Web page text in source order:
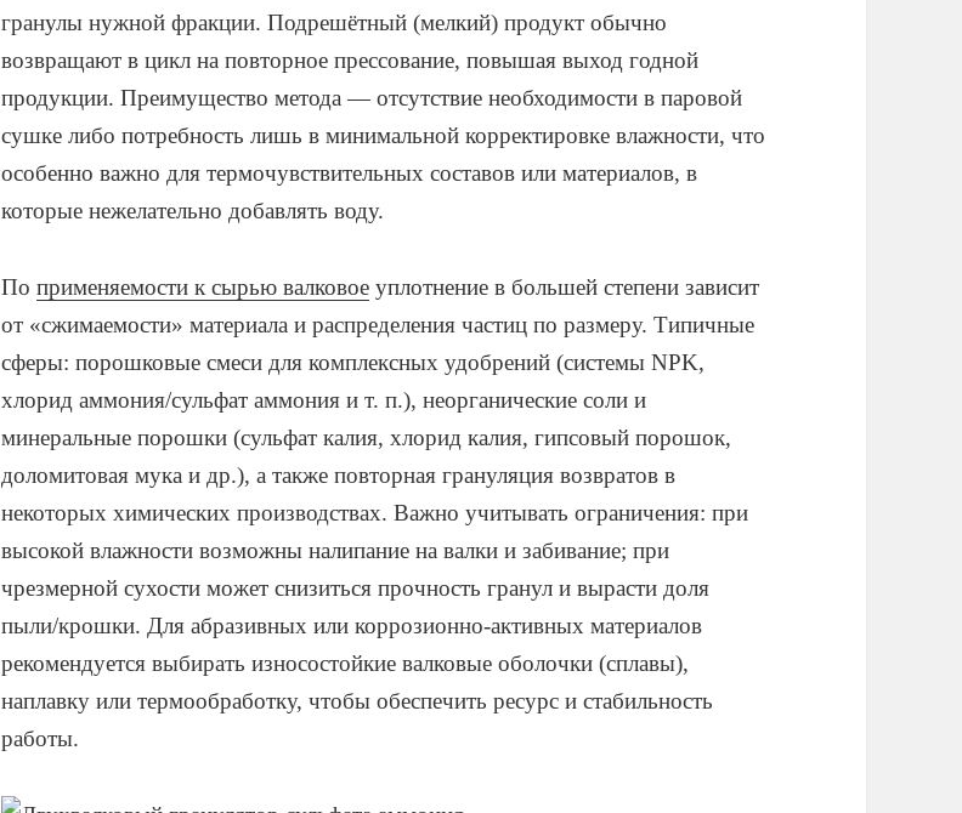
гранулы нужной фракции. Подрешётный (мелкий) продукт обычно
возвращают в цикл на повторное прессование, повышая выход годной
продукции. Преимущество метода — отсутствие необходимости в паровой
сушке либо потребность лишь в минимальной корректировке влажности, что
особенно важно для термочувствительных составов или материалов, в
которые нежелательно добавлять воду.
Поприменяемости к сырью валковое уплотнение в большей степени зависит
от «сжимаемости» материала и распределения частиц по размеру. Типичные
сферы: порошковые смеси для комплексных удобрений (системы NPK,
хлорид аммония/сульфат аммония и т. п.), неорганические соли и
минеральные порошки (сульфат калия, хлорид калия, гипсовый порошок,
доломитовая мука и др.), а также повторная грануляция возвратов в
некоторых химических производствах. Важно учитывать ограничения: при
высокой влажности возможны налипание на валки и забивание; при
чрезмерной сухости может снизиться прочность гранул и вырасти доля
пыли/крошки. Для абразивных или коррозионно-активных материалов
рекомендуется выбирать износостойкие валковые оболочки (сплавы),
наплавку или термообработку, чтобы обеспечить ресурс и стабильность
работы.